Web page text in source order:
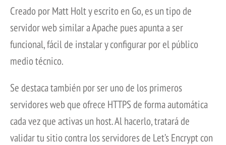
Creado por Matt Holt y escrito en Go, es un tipo de
servidor web similar a Apache pues apunta a ser
funcional, fácil de instalar y configurar por el público
medio técnico.
Se destaca también por ser uno de los primeros
servidores web que ofrece HTTPS de forma automática
cada vez que activas un host. Al hacerlo, tratará de
validar tu sitio contra los servidores de Let’s Encrypt con